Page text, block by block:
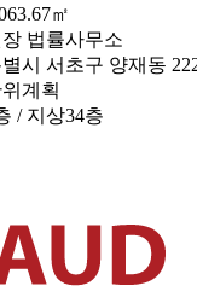
㎡
법률사무소
시 서초구 양재동
계획
/ 지상34층